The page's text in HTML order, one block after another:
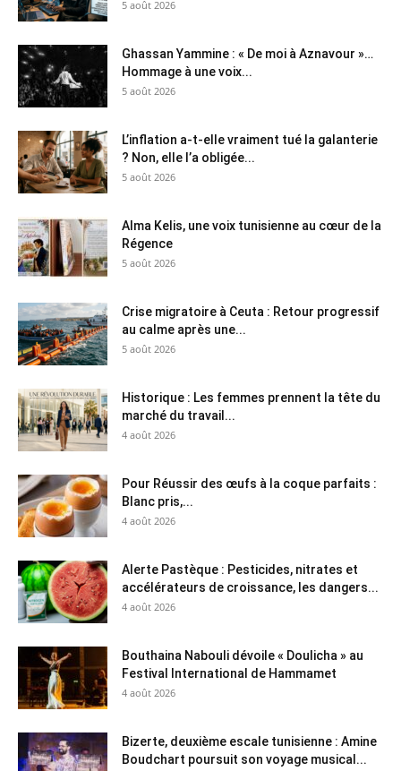
5 août 2026
Ghassan Yammine : « De moi à Aznavour »…
Hommage à une voix...
5 août 2026
L’inflation a-t-elle vraiment tué la galanterie
? Non, elle l’a obligée...
5 août 2026
Alma Kelis, une voix tunisienne au cœur de la
Régence
5 août 2026
Crise migratoire à Ceuta : Retour progressif
au calme après une...
5 août 2026
Historique : Les femmes prennent la tête du
marché du travail...
4 août 2026
Pour Réussir des œufs à la coque parfaits :
Blanc pris,...
4 août 2026
Alerte Pastèque : Pesticides, nitrates et
accélérateurs de croissance, les dangers...
4 août 2026
Bouthaina Nabouli dévoile « Doulicha » au
Festival International de Hammamet
4 août 2026
Bizerte, deuxième escale tunisienne : Amine
Boudchart poursuit son voyage musical...